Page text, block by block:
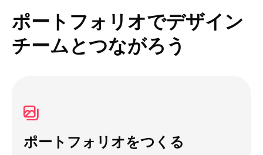
ポートフォリオでデザイン
チームとつながろう
ポートフォリオをつくる